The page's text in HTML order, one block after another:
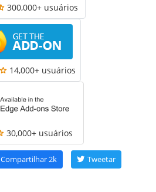
300,000+ usuários
14,000+ usuários
30,000+ usuários
Compartilhar2k Tweetar